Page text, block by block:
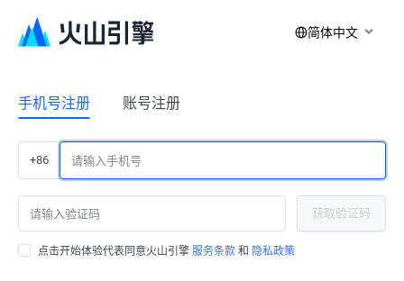
简体中文
手机号注册 账号注册
+86
获取验证码
点击开始体验代表同意火山引擎 服务条款 和 隐私政策